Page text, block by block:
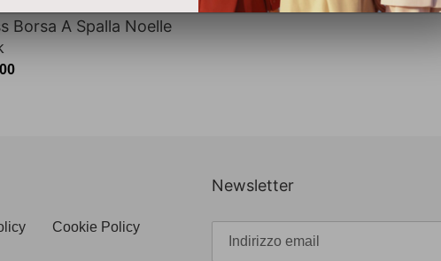
Borsa A Spalla Noelle
Cookie Policy
Newsletter